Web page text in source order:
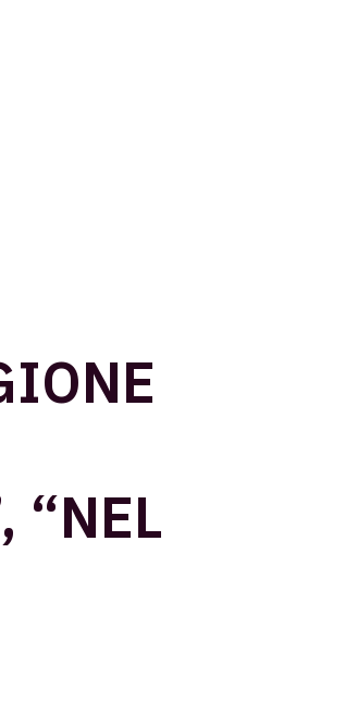
“NEL